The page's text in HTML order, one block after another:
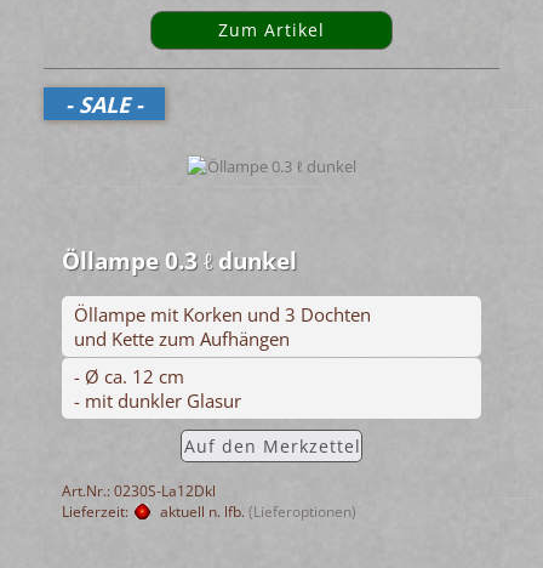
Zum Artikel
- SALE -
Öllampe 0.3 ℓ dunkel
Öllampe mit Korken und 3 Dochten
und Kette zum Aufhängen
- Ø ca. 12 cm
- mit dunkler Glasur
Auf den Merkzettel
Art.Nr.: 0230S-La12Dkl
Lieferzeit:
aktuell n. lfb.(Lieferoptionen)